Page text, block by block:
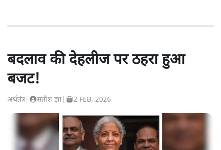
बदलाव की देहलीज पर ठहरा हुआ
बजट!
अर्थतंत्र सतीश झा 2 FEB, 2026